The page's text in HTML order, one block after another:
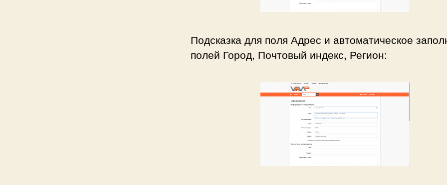
Подсказка для поля Адрес и автоматическое
полей Город, Почтовый индекс, Регион: